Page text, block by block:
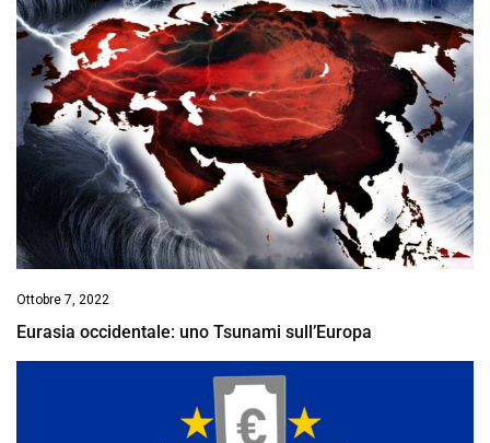
Ottobre 7, 2022
Eurasia occidentale: uno Tsunami sull’Europa